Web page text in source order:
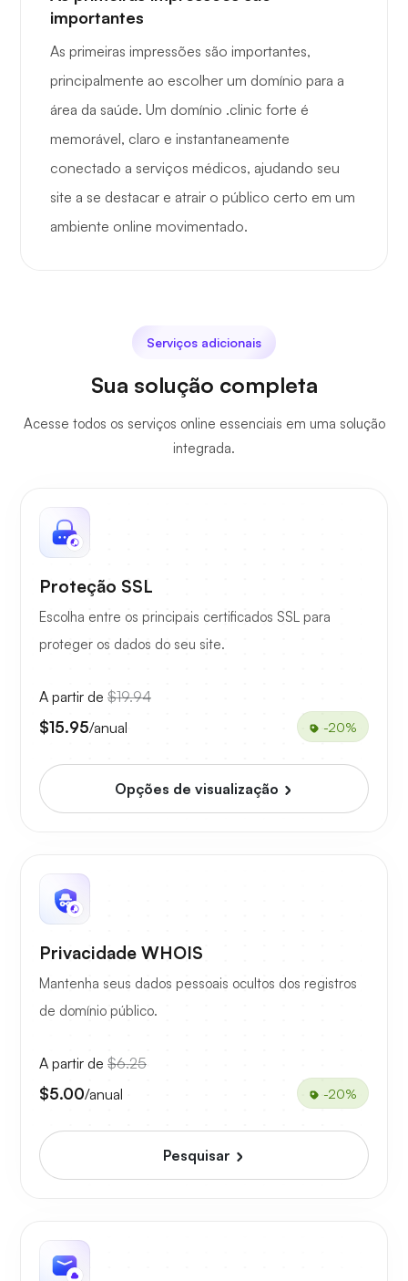
importantes
As primeiras impressões são importantes,
principalmente ao escolher um domínio para a
área da saúde. Um domínio .clinic forte é
memorável, claro e instantaneamente
conectado a serviços médicos, ajudando seu
site a se destacar e atrair o público certo em um
ambiente online movimentado.
Serviços adicionais
Sua solução completa
Acesse todos os serviços online essenciais em uma solução
integrada.
Proteção SSL
Escolha entre os principais certificados SSL para
proteger os dados do seu site.
A partir de $19.94
$15.95/anual -20%
Opções de visualização
Privacidade WHOIS
Mantenha seus dados pessoais ocultos dos registros
de domínio público.
A partir de $6.25
$5.00/anual -20%
Pesquisar